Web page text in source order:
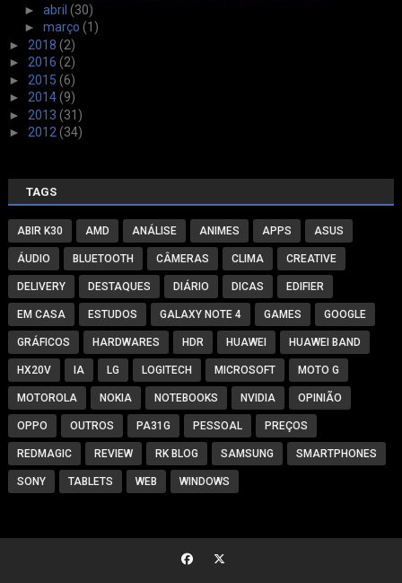
► abril (30)
► março (1)
► 2018 (2)
► 2016 (2)
► 2015 (6)
► 2014(9)
► 2013 (31)
► 2012 (34)
TAGS
ABIR K30 AMD ANÁLISE ANIMES APPS ASUS
ÁUDIO BLUETOOTH CÂMERAS CLIMA CREATIVE
DELIVERY DESTAQUES DIÁRIO DICAS EDIFIER
EM CASA ESTUDOS GALAXY NOTE 4 GAMES GOOGLE
GRÁFICOS HARDWARES HDR HUAWEI HUAWEI BAND
HX20V IA LG LOGITECH MICROSOFT MOTO G
MOTOROLA NOKIA NOTEBOOKS NVIDIA OPINIÃO
OPPO OUTROS PA31G PESSOAL PREÇOS
REDMAGIC REVIEW RK BLOG SAMSUNG SMARTPHONES
SONY TABLETS WEB WINDOWS